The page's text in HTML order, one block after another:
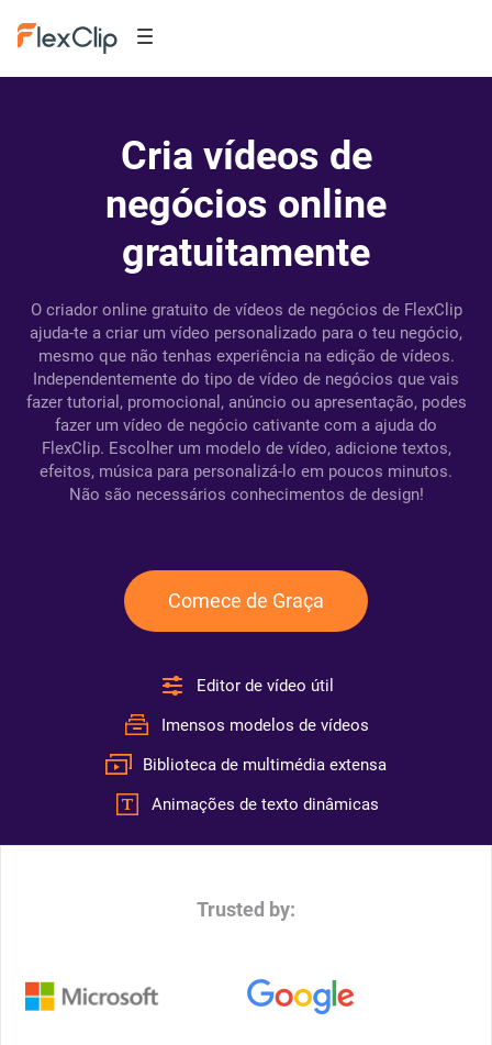
Cria vídeos de
negócios online
gratuitamente
O criador online gratuito de vídeos de negócios de FlexClip
ajuda-te a criar um vídeo personalizado para o teu negócio,
mesmo que não tenhas experiência na edição de vídeos.
Independentemente do tipo de vídeo de negócios que vais
fazer tutorial, promocional, anúncio ou apresentação, podes
fazer um vídeo de negócio cativante com a ajuda do
FlexClip. Escolher um modelo de vídeo, adicione textos,
efeitos, música para personalizá-lo em poucos minutos.
Não são necessários conhecimentos de design!
Comece de Graça
Editor de vídeo útil
Imensos modelos de vídeos
Biblioteca de multimédia extensa
Animações de texto dinâmicas
Trusted by: